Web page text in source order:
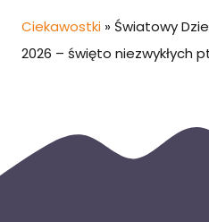
Ciekawostki » Światowy
2026 – święto niezwykłych